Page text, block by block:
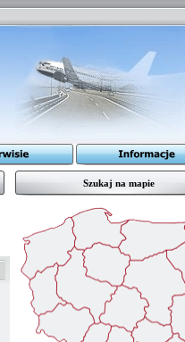
Szukaj na mapie